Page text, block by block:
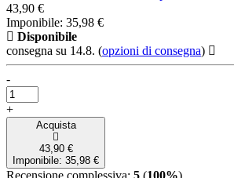
43,90 €
Imponibile: 35,98 €
Disponibile
consegna su 14.8. (opzioni di consegna)
-
+
Acquista
43,90 €
Imponibile: 35,98 €
Recensione complessiva: 5 (100%)